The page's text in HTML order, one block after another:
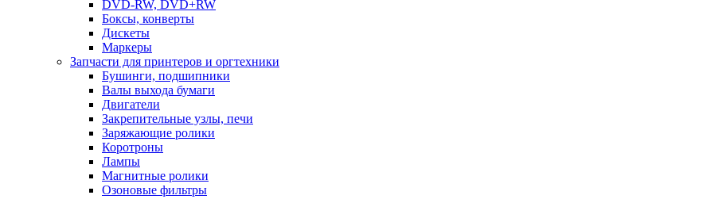
DVD-RW, DVD+RW
Боксы, конверты
Дискеты
Маркеры
Запчасти для принтеров и оргтехники
Бушинги, подшипники
Валы выхода бумаги
Двигатели
Закрепительные узлы, печи
Заряжающие ролики
Коротроны
Лампы
Магнитные ролики
Озоновые фильтры